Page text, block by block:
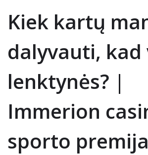
Kiek kartų
dalyvauti, kad
lenktynės? |
Immerion
sporto premija